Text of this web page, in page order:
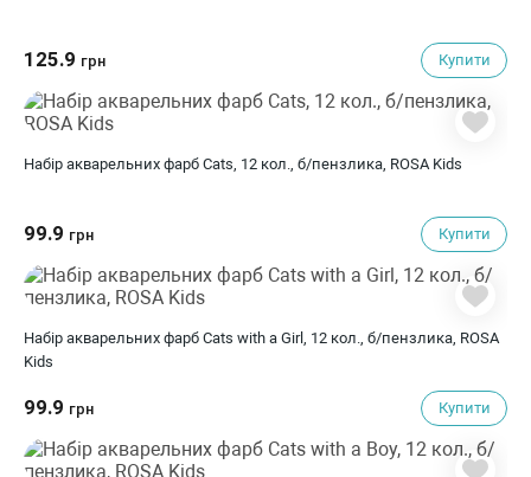
125.9 грн Купити
Набір акварельних фарб Cats, 12 кол., б/пензлика, ROSA Kids
99.9 грн Купити
Набір акварельних фарб Cats with a Girl, 12 кол., б/пензлика, ROSA
Kids
99.9 грн Купити